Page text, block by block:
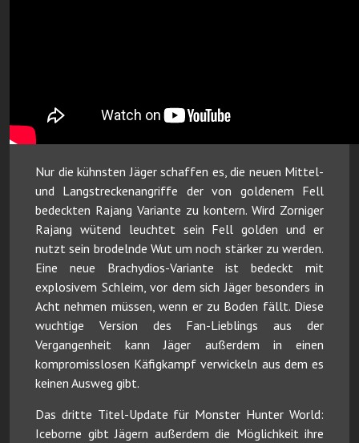
Nur die kühnsten Jäger schaffen es, die neuen Mittel-
und Langstreckenangriffe der von goldenem Fell
bedeckten Rajang Variante zu kontern. Wird Zorniger
Rajang wütend leuchtet sein Fell golden und er
nutzt sein brodelnde Wut um noch stärker zu werden.
Eine neue Brachydios-Variante ist bedeckt mit
explosivem Schleim, vor dem sich Jäger besonders in
Acht nehmen müssen, wenn er zu Boden fällt. Diese
wuchtige Version des Fan-Lieblings aus der
Vergangenheit kann Jäger außerdem in einen
kompromisslosen Käfigkampf verwickeln aus dem es
keinen Ausweg gibt.
Das dritte Titel-Update für Monster Hunter World:
Iceborne gibt Jägern außerdem die Möglichkeit ihre